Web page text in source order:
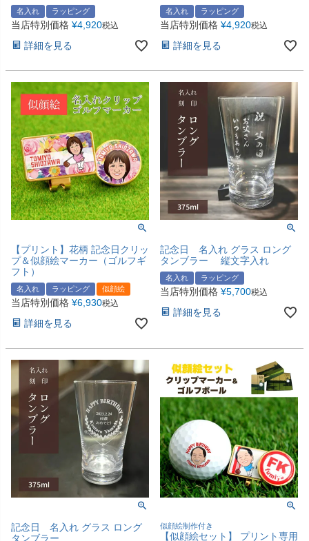
名入れ ラッピング
当店特別価格 ¥4,920税込
詳細を見る
名入れ ラッピング
当店特別価格 ¥4,920税込
詳細を見る
【プリント】花柄 記念日クリッ
プ＆似顔絵マーカー（ゴルフギ
フト）
名入れ ラッピング 似顔絵
当店特別価格 ¥6,930税込
詳細を見る
記念日 名入れ グラス ロング
タンブラー 縦文字入れ
名入れ ラッピング
当店特別価格 ¥5,700税込
詳細を見る
記念日 名入れ グラス ロング
タンブラー
似顔絵制作付き
【似顔絵セット】 プリント専用